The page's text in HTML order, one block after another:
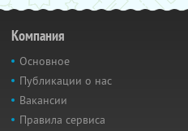
Компания
Основное
Публикации о нас
Вакансии
Правила сервиса